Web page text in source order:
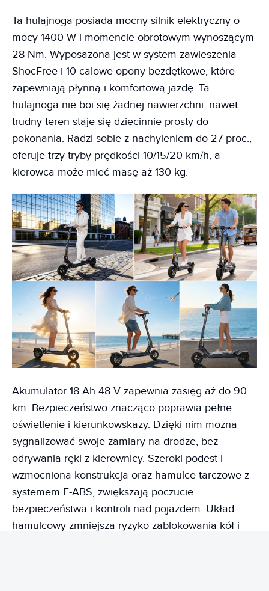
Ta hulajnoga posiada mocny silnik elektryczny o
mocy 1400 W i momencie obrotowym wynoszącym
28 Nm. Wyposażona jest w system zawieszenia
ShocFree i 10-calowe opony bezdętkowe, które
zapewniają płynną i komfortową jazdę. Ta
hulajnoga nie boi się żadnej nawierzchni, nawet
trudny teren staje się dziecinnie prosty do
pokonania. Radzi sobie z nachyleniem do 27 proc.,
oferuje trzy tryby prędkości 10/15/20 km/h, a
kierowca może mieć masę aż 130 kg.
Akumulator 18 Ah 48 V zapewnia zasięg aż do 90
km. Bezpieczeństwo znacząco poprawia pełne
oświetlenie i kierunkowskazy. Dzięki nim można
sygnalizować swoje zamiary na drodze, bez
odrywania ręki z kierownicy. Szeroki podest i
wzmocniona konstrukcja oraz hamulce tarczowe z
systemem E-ABS, zwiększają poczucie
bezpieczeństwa i kontroli nad pojazdem. Układ
hamulcowy zmniejsza ryzyko zablokowania kół i